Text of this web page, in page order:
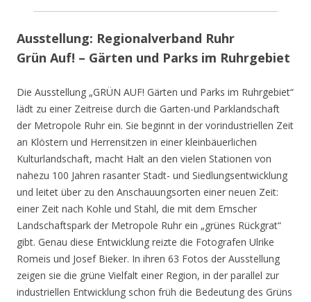
Ausstellung: Regionalverband Ruhr
Grün Auf! – Gärten und Parks im Ruhrgebiet
Die Ausstellung „GRÜN AUF! Gärten und Parks im Ruhrgebiet“
lädt zu einer Zeitreise durch die Garten-und Parklandschaft
der Metropole Ruhr ein. Sie beginnt in der vorindustriellen Zeit
an Klöstern und Herrensitzen in einer kleinbäuerlichen
Kulturlandschaft, macht Halt an den vielen Stationen von
nahezu 100 Jahren rasanter Stadt- und Siedlungsentwicklung
und leitet über zu den Anschauungsorten einer neuen Zeit:
einer Zeit nach Kohle und Stahl, die mit dem Emscher
Landschaftspark der Metropole Ruhr ein „grünes Rückgrat“
gibt. Genau diese Entwicklung reizte die Fotografen Ulrike
Romeis und Josef Bieker. In ihren 63 Fotos der Ausstellung
zeigen sie die grüne Vielfalt einer Region, in der parallel zur
industriellen Entwicklung schon früh die Bedeutung des Grüns